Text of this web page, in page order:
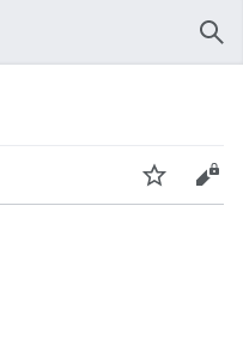
Следить